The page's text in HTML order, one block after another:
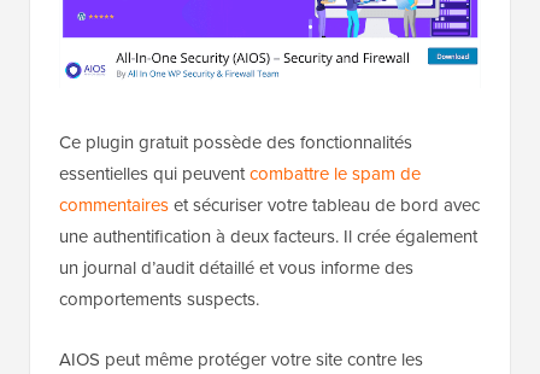
Ce plugin gratuit possède des fonctionnalités
essentielles qui peuventcombattre le spam de
commentaireset sécuriser votre tableau de bord avec
une authentification à deux facteurs. Il crée également
un journal d’audit détaillé et vous informe des
comportements suspects.
AIOS peut même protéger votre site contre les